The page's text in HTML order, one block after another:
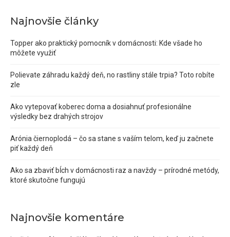
Najnovšie články
Topper ako praktický pomocník v domácnosti: Kde všade ho
môžete využiť
Polievate záhradu každý deň, no rastliny stále trpia? Toto robíte
zle
Ako vytepovať koberec doma a dosiahnuť profesionálne
výsledky bez drahých strojov
Arónia čiernoplodá – čo sa stane s vaším telom, keď ju začnete
piť každý deň
Ako sa zbaviť bĺch v domácnosti raz a navždy – prírodné metódy,
ktoré skutočne fungujú
Najnovšie komentáre